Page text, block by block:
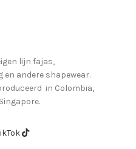
lijn fajas,
andere shapewear.
in Colombia,